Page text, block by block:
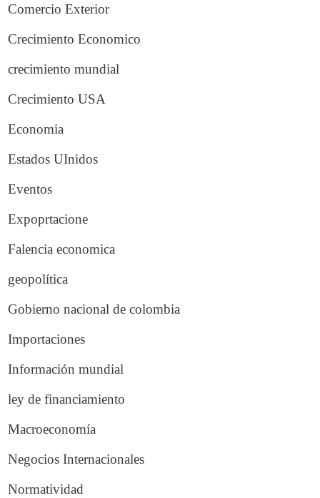
Comercio Exterior
Crecimiento Economico
crecimiento mundial
Crecimiento USA
Economia
Estados UInidos
Eventos
Expoprtacione
Falencia economica
geopolítica
Gobierno nacional de colombia
Importaciones
Información mundial
ley de financiamiento
Macroeconomía
Negocios Internacionales
Normatividad